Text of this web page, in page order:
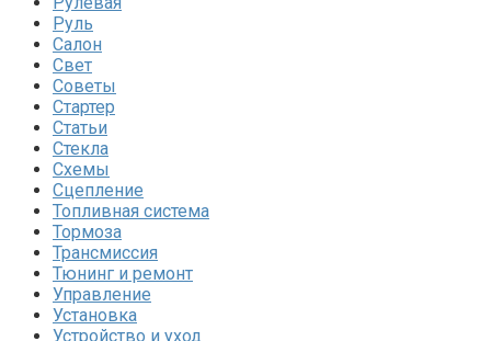
Руль
Салон
Свет
Советы
Стартер
Статьи
Стекла
Схемы
Сцепление
Топливная система
Тормоза
Трансмиссия
Тюнинг и ремонт
Управление
Установка
Устройство и уход